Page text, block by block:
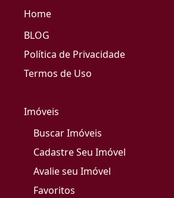
Home
BLOG
Política de Privacidade
Termos de Uso
Imóveis
Buscar Imóveis
Cadastre Seu Imóvel
Avalie seu Imóvel
Favoritos